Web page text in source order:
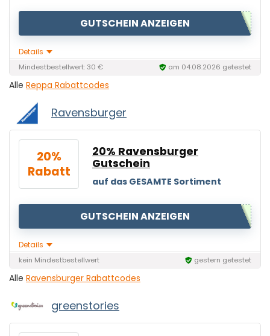
GUTSCHEIN ANZEIGEN
Details
Mindestbestellwert: 30 € am 04.08.2026 getestet
Alle Reppa Rabattcodes
Ravensburger
20%
Rabatt
20% Ravensburger
Gutschein
auf das GESAMTE Sortiment
GUTSCHEIN ANZEIGEN
Details
kein Mindestbestellwert gestern getestet
Alle Ravensburger Rabattcodes
greenstories